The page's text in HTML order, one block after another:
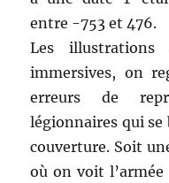
entre -753 et 476.
Les
immersives, on
erreurs de
légionnaires qui se
couverture. Soit
où on voit